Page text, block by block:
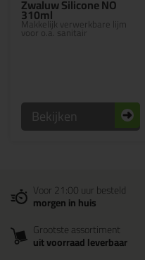
Zwaluw Silicone NO
310ml
Makkelijk verwerkbare lijm
voor o.a. sanitair
Bekijken
Voor 21:00 uur besteld
morgen in huis
Grootste assortiment
uit voorraad leverbaar